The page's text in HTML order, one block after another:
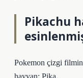
Pikachu
Pokemon çizgi
hayvan: Pika.